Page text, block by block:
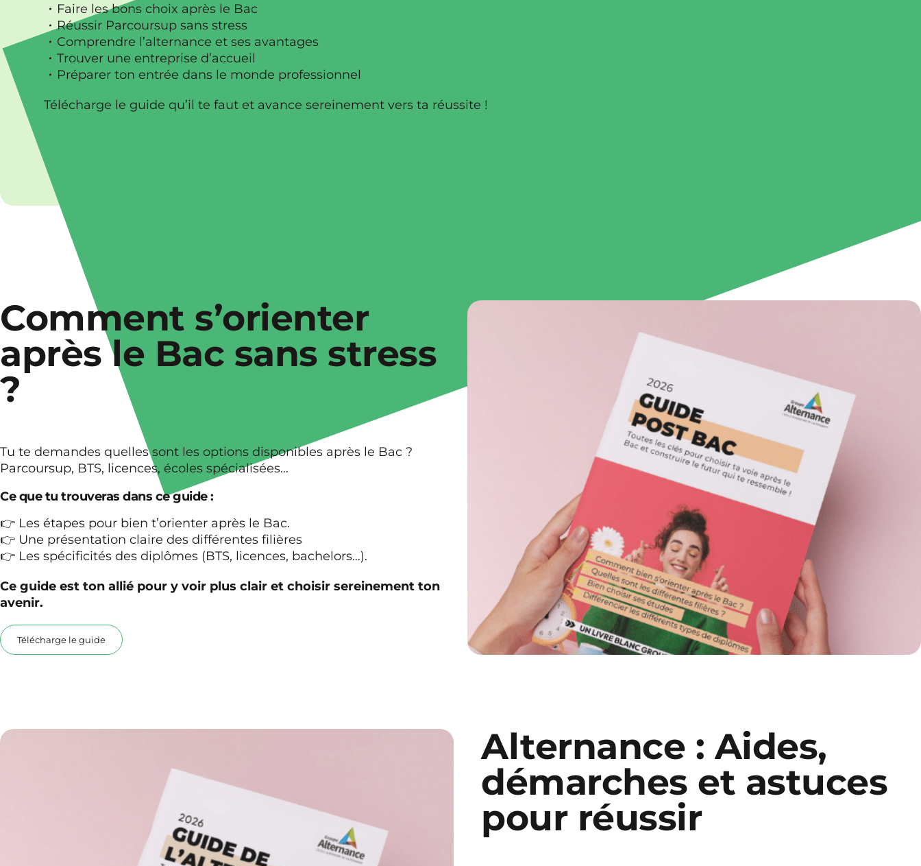
Faire les bons choix après le Bac
Réussir Parcoursup sans stress
Comprendre l’alternance et ses avantages
Trouver une entreprise d’accueil
Préparer ton entrée dans le monde professionnel
Télécharge le guide qu’il te faut et avance sereinement vers ta réussite !
Comment s’orienter
après le Bac sans stress
?
Tu te demandes quelles sont les options disponibles après le Bac ?
Parcoursup, BTS, licences, écoles spécialisées…
Ce que tu trouveras dans ce guide :
👉 Les étapes pour bien t’orienter après le Bac.
👉 Une présentation claire des différentes filières
👉 Les spécificités des diplômes (BTS, licences, bachelors…).
Ce guide est ton allié pour y voir plus clair et choisir sereinement ton
avenir.
Télécharge le guide
Alternance : Aides,
démarches et astuces
pour réussir